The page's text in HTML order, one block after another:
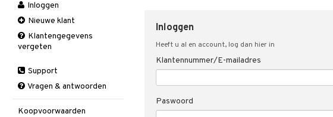
Inloggen
Heeft u al en account, log dan hier in
Klantennummer/E-mailadres
Paswoord
Inloggen
Nieuwe klant
Klantengegevens
vergeten
Support
Vragen & antwoorden
Koopvoorwaarden